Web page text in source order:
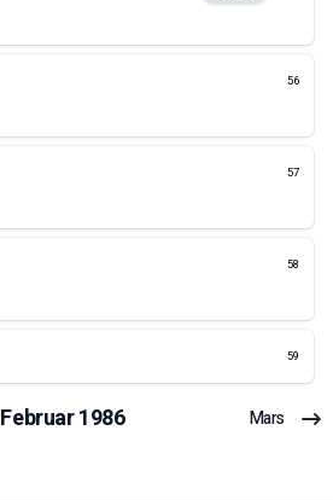
56
57
58
59
Februar1986 Mars